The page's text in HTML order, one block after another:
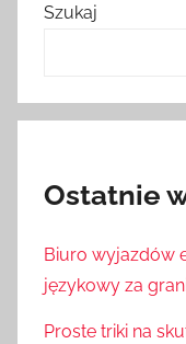
Szukaj
Ostatnie
Biuro wyjazdów
językowy za
Proste triki na